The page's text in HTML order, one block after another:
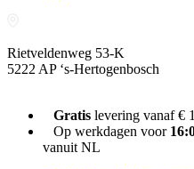
Rietveldenweg 53-K
5222 AP ‘s-Hertogenbosch
Gratislevering vanaf €
Op werkdagen voor
vanuit NL